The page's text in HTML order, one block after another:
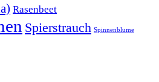
Rasenbeet
Spierstrauch Spinnenblume